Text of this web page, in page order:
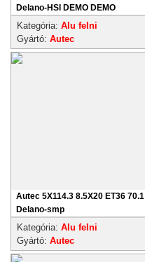
Delano-HSI DEMO DEMO
Kategória: Alu felni
Gyártó: Autec
Autec 5X114.3 8.5X20 ET36 70.1
Delano-smp
Kategória: Alu felni
Gyártó: Autec